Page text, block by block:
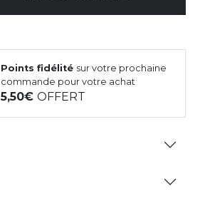
Points fidélité sur votre prochaine
commande pour votre achat
5,50OFFERT